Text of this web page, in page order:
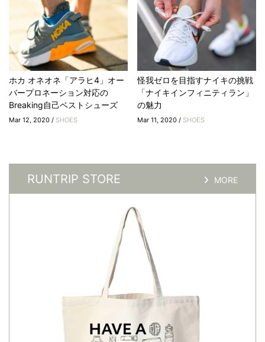
ホカ オネオネ「アラヒ4」オー
バープロネーション対応の
Breaking自己ベストシューズ
Mar 12, 2020 / SHOES
怪我ゼロを目指すナイキの挑戦
「ナイキインフィニティラン」
の魅力
Mar 11, 2020 / SHOES
RUNTRIP STORE MORE